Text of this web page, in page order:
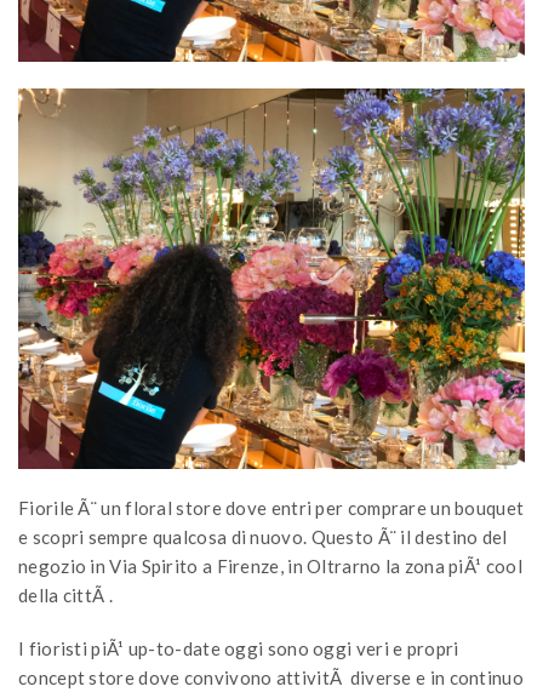
Fiorile Ã¨ un floral store dove entri per comprare un bouquet
e scopri sempre qualcosa di nuovo. Questo Ã¨ il destino del
negozio in Via Spirito a Firenze, in Oltrarno la zona piÃ¹ cool
della cittÃ .
I fioristi piÃ¹ up-to-date oggi sono oggi veri e propri
concept store dove convivono attivitÃ diverse e in continuo